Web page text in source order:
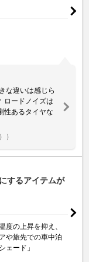
な違いは感じら
ロードノイズは
性あるタイヤな
）
するアイテムが
度の上昇を抑え、
や旅先での車中泊
ェード」